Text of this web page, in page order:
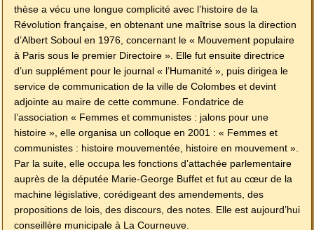
thèse a vécu une longue complicité avec l’histoire de la
Révolution française, en obtenant une maîtrise sous la direction
d’Albert Soboul en 1976, concernant le « Mouvement populaire
à Paris sous le premier Directoire ». Elle fut ensuite directrice
d’un supplément pour le journal « l’Humanité », puis dirigea le
service de communication de la ville de Colombes et devint
adjointe au maire de cette commune. Fondatrice de
l’association « Femmes et communistes : jalons pour une
histoire », elle organisa un colloque en 2001 : « Femmes et
communistes : histoire mouvementée, histoire en mouvement ».
Par la suite, elle occupa les fonctions d’attachée parlementaire
auprès de la députée Marie-George Buffet et fut au cœur de la
machine législative, corédigeant des amendements, des
propositions de lois, des discours, des notes. Elle est aujourd’hui
conseillère municipale à La Courneuve.